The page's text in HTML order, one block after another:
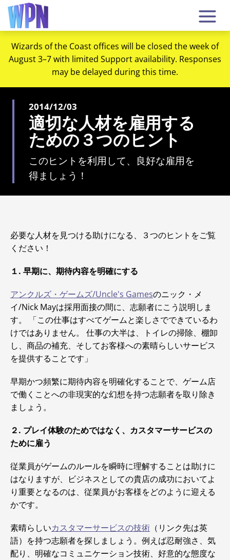
Wizards of the Coast offices will be closed the week of
August 3–7 with limited Support availability. Responses
may be delayed during this time.
2014/12/03
適切な人材を雇用する
ための３つのヒント
このヒントを利用して、良好な雇用を
得ましょう！
必要な人材を見つける助けになる、３つのヒントをご覧
ください！
１. 早期に、期待内容を明確にする
アンクルズ・ゲームズ/Uncle's Gamesのニック・メ
イ/Nick Mayは採用面接の間に、志願者にこう説明しま
す。 「この仕事はすべてゲームと楽しさでできているわ
けではありません。 仕事の大半は、トイレの掃除、棚卸
し、商品の補充、そしてお客様への素晴らしいサービス
を提供することです」
早期かつ頻繁に期待内容を明確化することで、ゲーム店
で働くことへの非現実的な幻想を持つ志願者を取り除き
ましょう。
２. プレイ体験のためではなく、カスタマーサービスの
ために雇う
従業員がゲームのルールを瞬時に理解することは助けに
はなりますが、ビジネスとしての貴店の成功においてよ
り重要となるのは、従業員がお客様をどのように迎える
かです。
素晴らしいカスタマーサービスの技術 （リンク先は英
語）を持つ志願者を探しましょう。例えば忍耐強さ、気
配り、明確なコミュニケーション技術、好意的な態度な